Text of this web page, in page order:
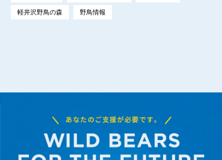
軽井沢野鳥の森 野鳥情報